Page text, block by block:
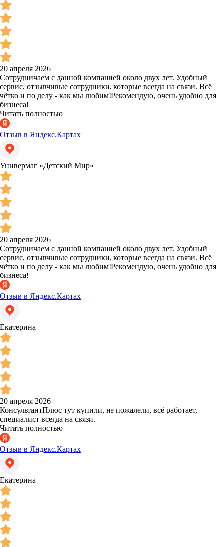
20 апреля 2026
Сотрудничаем с данной компанией около двух лет. Удобный
сервис, отзывчивые сотрудники, которые всегда на связи. Всё
чётко и по делу - как мы любим!Рекомендую, очень удобно для
бизнеса!
Читать полностью
Отзыв в Яндекс.Картах
Универмаг «Детский Мир»
20 апреля 2026
Сотрудничаем с данной компанией около двух лет. Удобный
сервис, отзывчивые сотрудники, которые всегда на связи. Всё
чётко и по делу - как мы любим!Рекомендую, очень удобно для
бизнеса!
Отзыв в Яндекс.Картах
Екатерина
20 апреля 2026
КонсультантПлюс тут купили, не пожалели, всё работает,
специалист всегда на связи.
Читать полностью
Отзыв в Яндекс.Картах
Екатерина